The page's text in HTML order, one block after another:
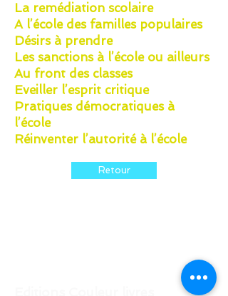
La remédiation scolaire
A l’école des familles populaires
Désirs à prendre
Les sanctions à l’école ou ailleurs
Au front des classes
Eveiller l’esprit critique
Pratiques démocratiques à
l’école
Réinventer l’autorité à l’école
Retour